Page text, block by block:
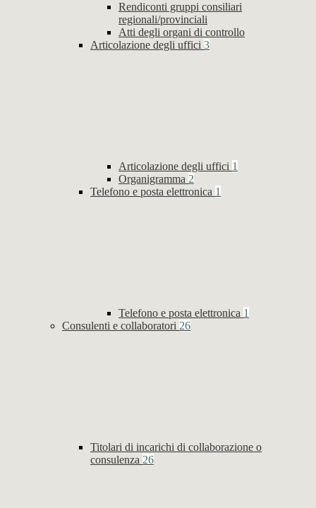
Rendiconti gruppi consiliari
regionali/provinciali
Atti degli organi di controllo
Articolazione degli uffici 3
Articolazione degli uffici 1
Organigramma 2
Telefono e posta elettronica 1
Telefono e posta elettronica 1
Consulenti e collaboratori 26
Titolari di incarichi di collaborazione o
consulenza 26